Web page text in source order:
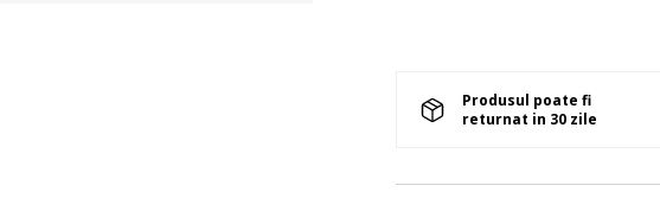
Produsul poate fi
returnat in 30 zile